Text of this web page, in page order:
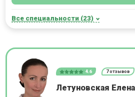
Все специальности (23)
4.6 7 отзывов
Летуновская